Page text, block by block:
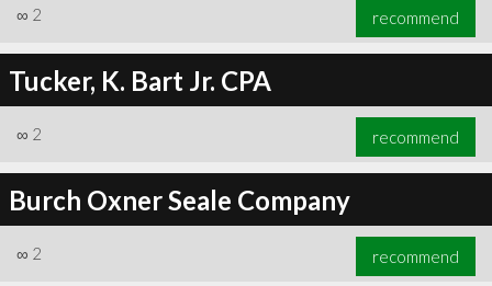
∞ 2 recommend
Tucker, K. Bart Jr. CPA
∞ 2 recommend
Burch Oxner Seale Company
∞ 2 recommend